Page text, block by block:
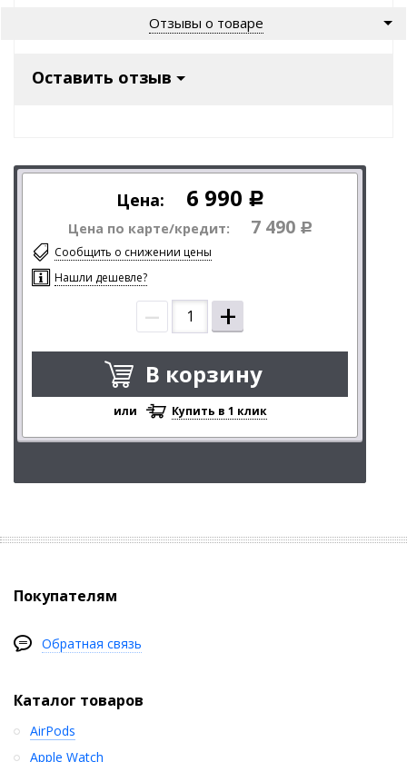
Отзывы о товаре
Оставить отзыв
Цена: 6 990 Р
Цена по карте/кредит: 7 490 Р
Сообщить о снижении цены
Нашли дешевле?
– +
В корзину
или Купить в 1 клик
Покупателям
Обратная связь
Каталог товаров
AirPods
Apple Watch